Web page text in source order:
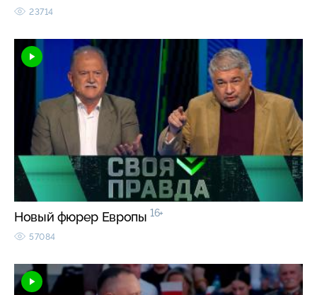
23714
Новый фюрер Европы 16+
57084